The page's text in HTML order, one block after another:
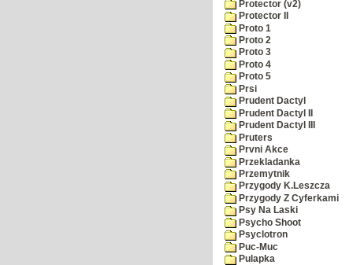
Protector (v2)
Protector II
Proto 1
Proto 2
Proto 3
Proto 4
Proto 5
Prsi
Prudent Dactyl
Prudent Dactyl II
Prudent Dactyl III
Pruters
Prvni Akce
Przekladanka
Przemytnik
Przygody K.Leszcza
Przygody Z Cyferkami
Psy Na Laski
Psycho Shoot
Psyclotron
Puc-Muc
Pulapka